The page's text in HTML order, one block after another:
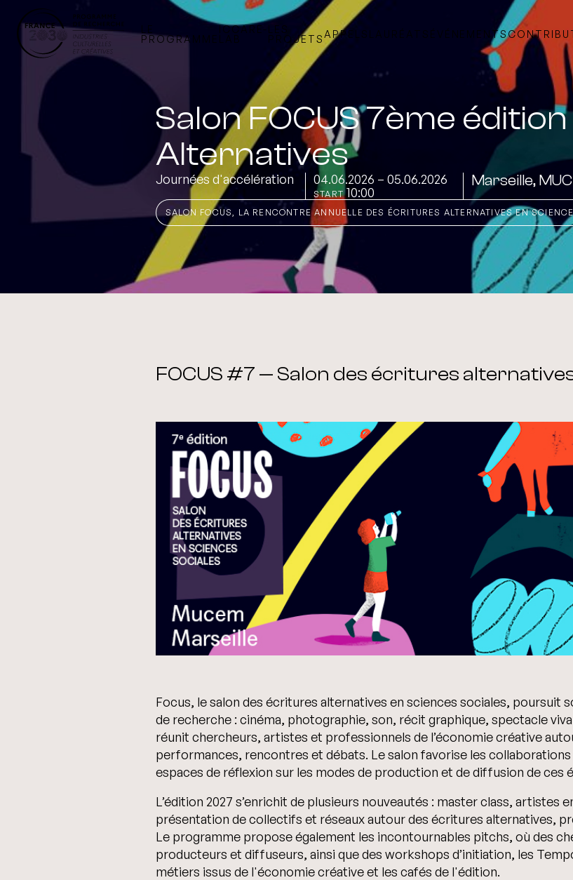
LE
PROGRAMME
ICCARE-
LAB
LES
PROJETSAPPELS LAURÉATS ÉVÉNEMENTS
Salon FOCUS 7ème
Alternatives
Journées d'accélération 04.06.2026 – 05.06.2026
START10:00
Marseille,
SALON FOCUS, LA RENCONTRE ANNUELLE DES ÉCRITURES ALTERNATIVES EN
FOCUS #7 — Salon des écritures
Focus, le salon des écritures alternatives en sciences sociales, poursuit
de recherche : cinéma, photographie, son, récit graphique, spectacle
réunit chercheurs, artistes et professionnels de l’économie créative
performances, rencontres et débats. Le salon favorise les
espaces de réflexion sur les modes de production et de diffusion de ces
L’édition 2027 s’enrichit de plusieurs nouveautés : master class, artistes
présentation de collectifs et réseaux autour des écritures alternatives,
Le programme propose également les incontournables pitchs, où des
producteurs et diffuseurs, ainsi que des workshops d’initiation, les
métiers issus de l'économie créative et les cafés de l'édition.